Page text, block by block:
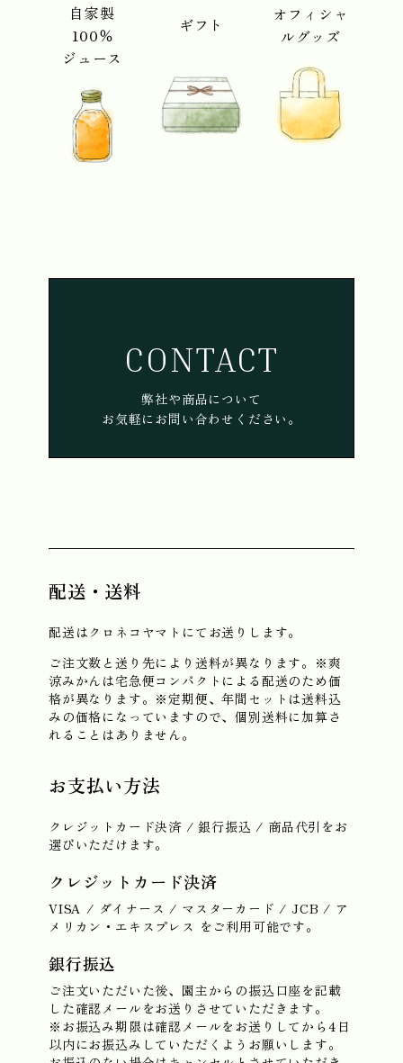
自家製
100％
ジュース
ギフト
オフィシャ
ルグッズ
CONTACT
弊社や商品について
お気軽にお問い合わせください。
配送・送料
配送はクロネコヤマトにてお送りします。
ご注文数と送り先により送料が異なります。※爽
涼みかんは宅急便コンパクトによる配送のため価
格が異なります。※定期便、年間セットは送料込
みの価格になっていますので、個別送料に加算さ
れることはありません。
お支払い方法
クレジットカード決済 / 銀行振込 / 商品代引をお
選びいただけます。
クレジットカード決済
VISA / ダイナース / マスターカード / JCB / ア
メリカン・エキスプレス をご利用可能です。
銀行振込
ご注文いただいた後、園主からの振込口座を記載
した確認メールをお送りさせていただきます。
※お振込み期限は確認メールをお送りしてから4日
以内にお振込みしていただくようお願いします。